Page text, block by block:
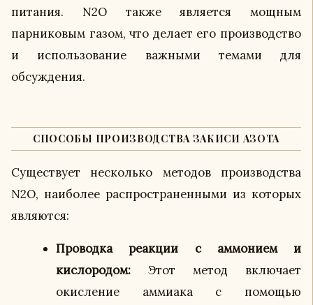
питания. N2O также является мощным
парниковым газом, что делает его производство
и использование важными темами для
обсуждения.
СПОСОБЫ ПРОИЗВОДСТВА ЗАКИСИ АЗОТА
Существует несколько методов производства
N2O, наиболее распространенными из которых
являются:
Проводка реакции с аммонием и
кислородом: Этот метод включает
окисление аммиака с помощью